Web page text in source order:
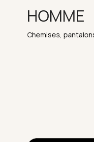
HOMME
Chemises,